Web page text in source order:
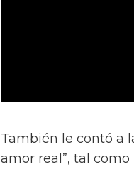
También le contó a
amor real”, tal